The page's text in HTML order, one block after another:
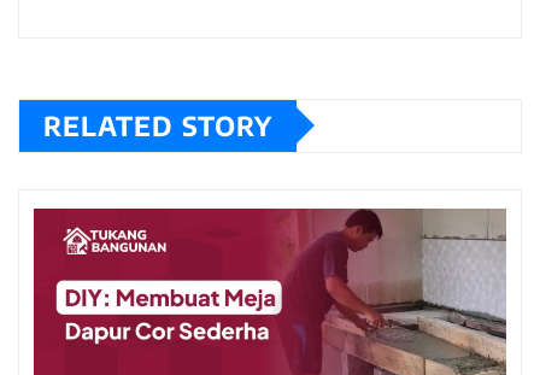
RELATED STORY